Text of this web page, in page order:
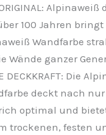
100 Jahren bringt
Wandfarbe
Wände ganzer
DECKKRAFT: Die
deckt nach
optimal und
trockenen, festen